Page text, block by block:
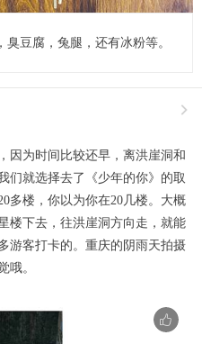
豆腐，兔腿，还有冰粉等。

因为时间比较还早，离洪崖洞和
们就选择去了《少年的你》的取
多楼，你以为你在20几楼。大概
楼下去，往洪崖洞方向走，就能
游客打卡的。重庆的阴雨天拍摄
哦。